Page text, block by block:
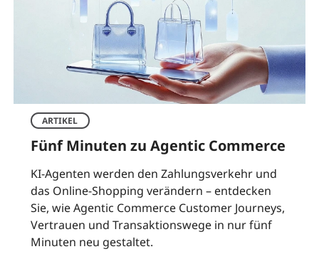
ARTIKEL
Fünf Minuten zu Agentic Commerce
KI-Agenten werden den Zahlungsverkehr und
das Online-Shopping verändern – entdecken
Sie, wie Agentic Commerce Customer Journeys,
Vertrauen und Transaktionswege in nur fünf
Minuten neu gestaltet.